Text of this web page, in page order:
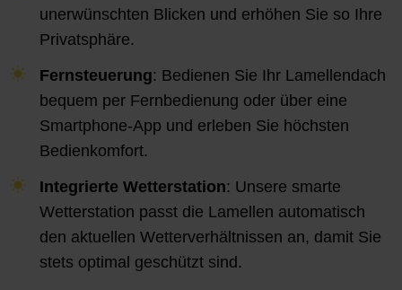
unerwünschten Blicken und erhöhen Sie so Ihre
Privatsphäre.
Fernsteuerung: Bedienen Sie Ihr Lamellendach
bequem per Fernbedienung oder über eine
Smartphone-App und erleben Sie höchsten
Bedienkomfort.
Integrierte Wetterstation: Unsere smarte
Wetterstation passt die Lamellen automatisch
den aktuellen Wetterverhältnissen an, damit Sie
stets optimal geschützt sind.